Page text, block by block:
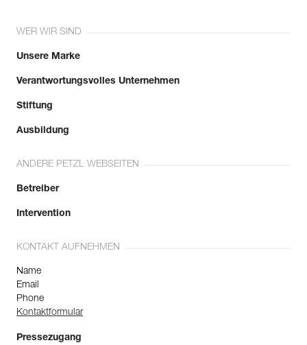
WER WIR SIND
Unsere Marke
Verantwortungsvolles Unternehmen
Stiftung
Ausbildung
ANDERE PETZL WEBSEITEN
Betreiber
Intervention
KONTAKT AUFNEHMEN
Name
Email
Phone
Kontaktformular
Pressezugang